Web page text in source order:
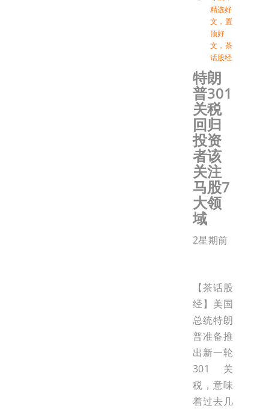
精选好
文 ， 置
顶好
文 ， 茶
话股经
特朗
普301
关税
回归
投资
者该
关注
马股7
大领
域
2星期前
【茶话股
经】美国
总统特朗
普准备推
出新一轮
301关
税，意味
着过去几